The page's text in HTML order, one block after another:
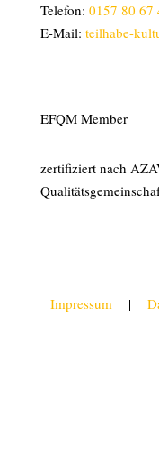
Telefon: 0157 80 67
E-Mail: teilhabe-
EFQM Member
zertifiziert nach
Impressum |